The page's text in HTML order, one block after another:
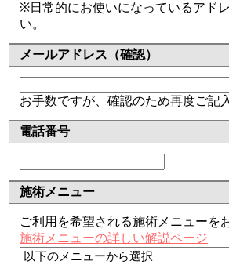
※日常的にお使いになっているアド
い。
メールアドレス（確認）
お手数ですが、確認のため再度ご記
電話番号
施術メニュー
ご利用を希望される施術メニューを
施術メニューの詳しい解説ページ